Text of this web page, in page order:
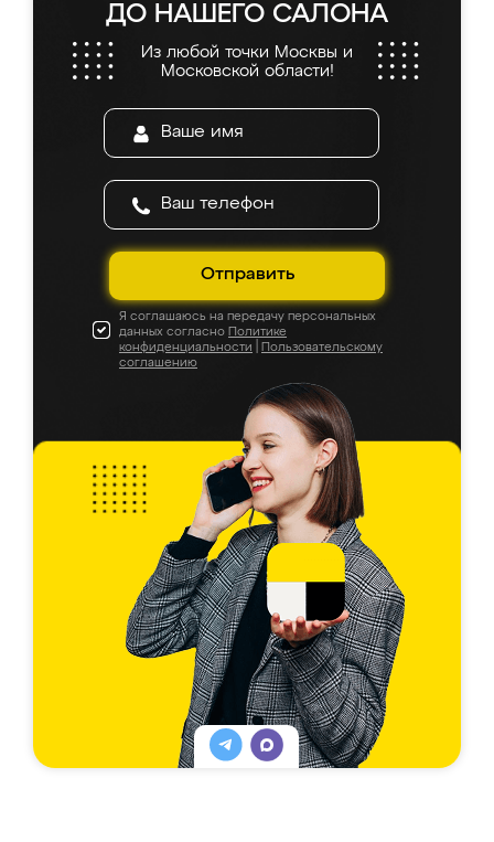
ДО НАШЕГО САЛОНА
Из любой точки Москвы и
Московской области!
Отправить
Я соглашаюсь на передачу персональных
данных согласно Политике
конфиденциальности
Пользовательскому
соглашению